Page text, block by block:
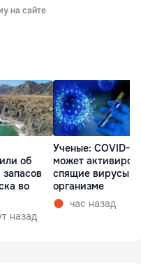
на сайте
об
во
назад
Ученые: COVID-19
может
спящие вирусы в
организме
час назад